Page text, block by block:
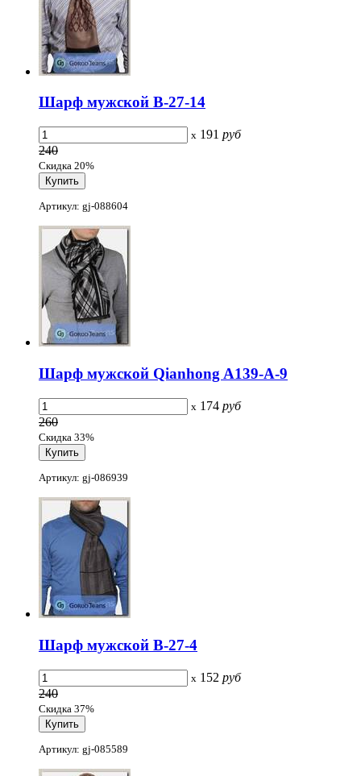
Шарф мужской B-27-14
x 191 руб
240
Скидка 20%
Артикул: gj-088604
Шарф мужской Qianhong A139-A-9
x 174 руб
260
Скидка 33%
Артикул: gj-086939
Шарф мужской B-27-4
x 152 руб
240
Скидка 37%
Артикул: gj-085589